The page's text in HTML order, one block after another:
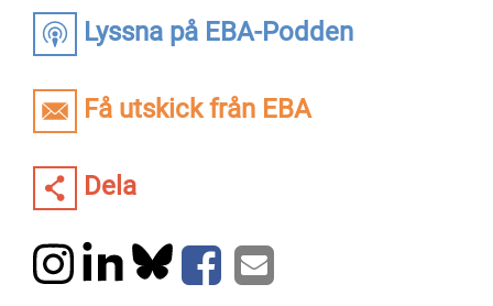
Lyssna på EBA-Podden
Få utskick från EBA
Dela